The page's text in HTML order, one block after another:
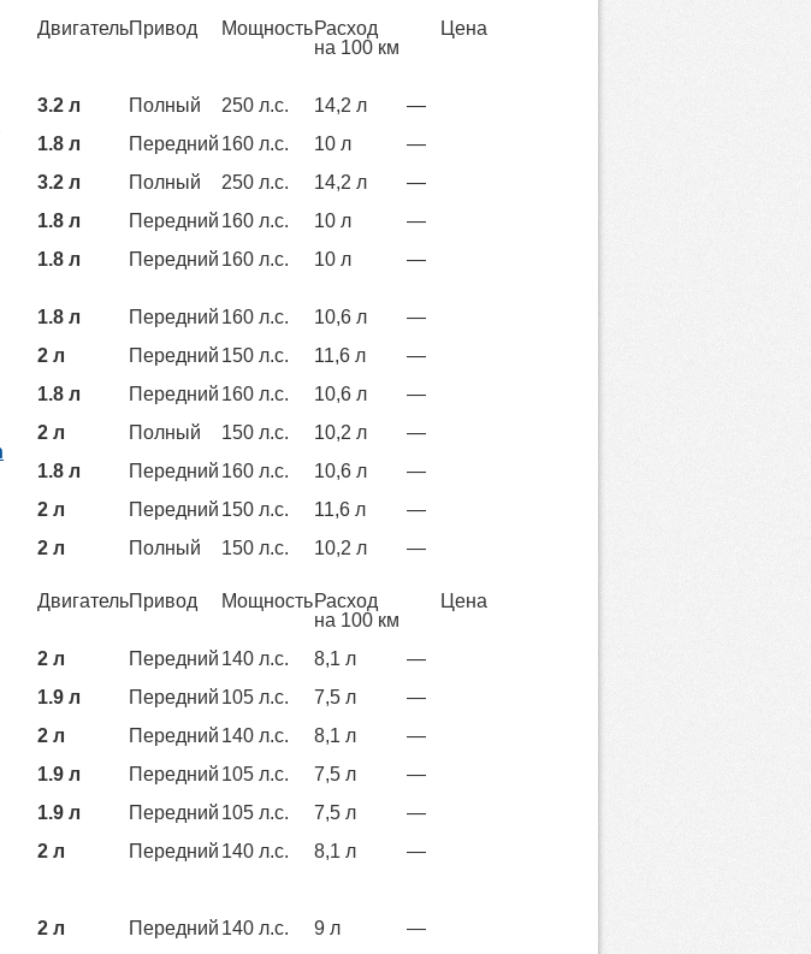
ДвигательПривод МощностьРасход
на 100 км
Цена
3.2 л Полный 250 л.с. 14,2 л
—
1.8 л Передний 160 л.с. 10 л
—
3.2 л Полный 250 л.с. 14,2 л
—
1.8 л Передний 160 л.с. 10 л
—
1.8 л Передний 160 л.с. 10 л
—
1.8 л Передний 160 л.с. 10,6 л
—
2 л Передний 150 л.с. 11,6 л
—
1.8 л Передний 160 л.с. 10,6 л
—
2 л Полный 150 л.с. 10,2 л
—
1.8 л Передний 160 л.с. 10,6 л
—
2 л Передний 150 л.с. 11,6 л
—
2 л Полный 150 л.с. 10,2 л —
ДвигательПривод МощностьРасход
на 100 км
Цена
2 л Передний 140 л.с. 8,1 л
—
1.9 л Передний 105 л.с. 7,5 л
—
2 л Передний 140 л.с. 8,1 л
—
1.9 л Передний 105 л.с. 7,5 л
—
1.9 л Передний 105 л.с. 7,5 л
—
2 л Передний 140 л.с. 8,1 л
—
2 л Передний 140 л.с. 9 л
—